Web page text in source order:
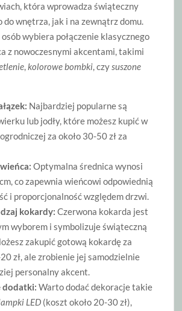
która wprowadza świąteczny
do wnętrza, jak i na zewnątrz domu.
wybiera połączenie klasycznego
z nowoczesnymi akcentami, takimi
,kolorowe bombki, czysuszone
Najbardziej popularne są
lub jodły, które możesz kupić w
za około 30-50 zł za
Optymalna średnica wynosi
co zapewnia wieńcowi odpowiednią
i proporcjonalność względem drzwi.
kokardy: Czerwona kokarda jest
wyborem i symbolizuje świąteczną
zakupić gotową kokardę za
zł, ale zrobienie jej samodzielnie
personalny akcent.
dodatki: Warto dodać dekoracje takie
LED (koszt około 20-30 zł),